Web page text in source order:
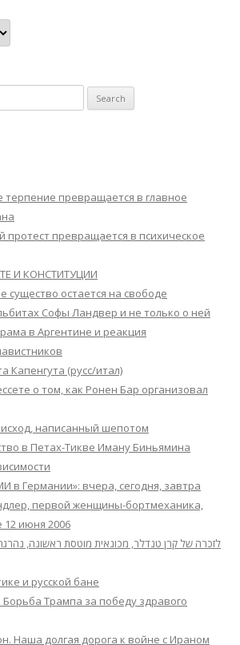
терпение превращается в главное
протест превращается в психическое
И КОНСТИТУЦИИ
существо остается на свободе
Софы Ландвер и не только о ней
в Аргентине и реакция
Капенгута (русс/итал)
о том, как Ронен Бар организовал
написанный шепотом
в Петах-Тикве Иману Биньямина
в Германии»: вчера, сегодня, завтра
первой женщины-бортмеханика,
июня 2006
לזכרה של קרן טנדלר, מכונאית מוטסת ראשונה, נהרגה בלבנון ב-
и русской бане
Трампа за победу здравого
Наша долгая дорога к войне с Ираном